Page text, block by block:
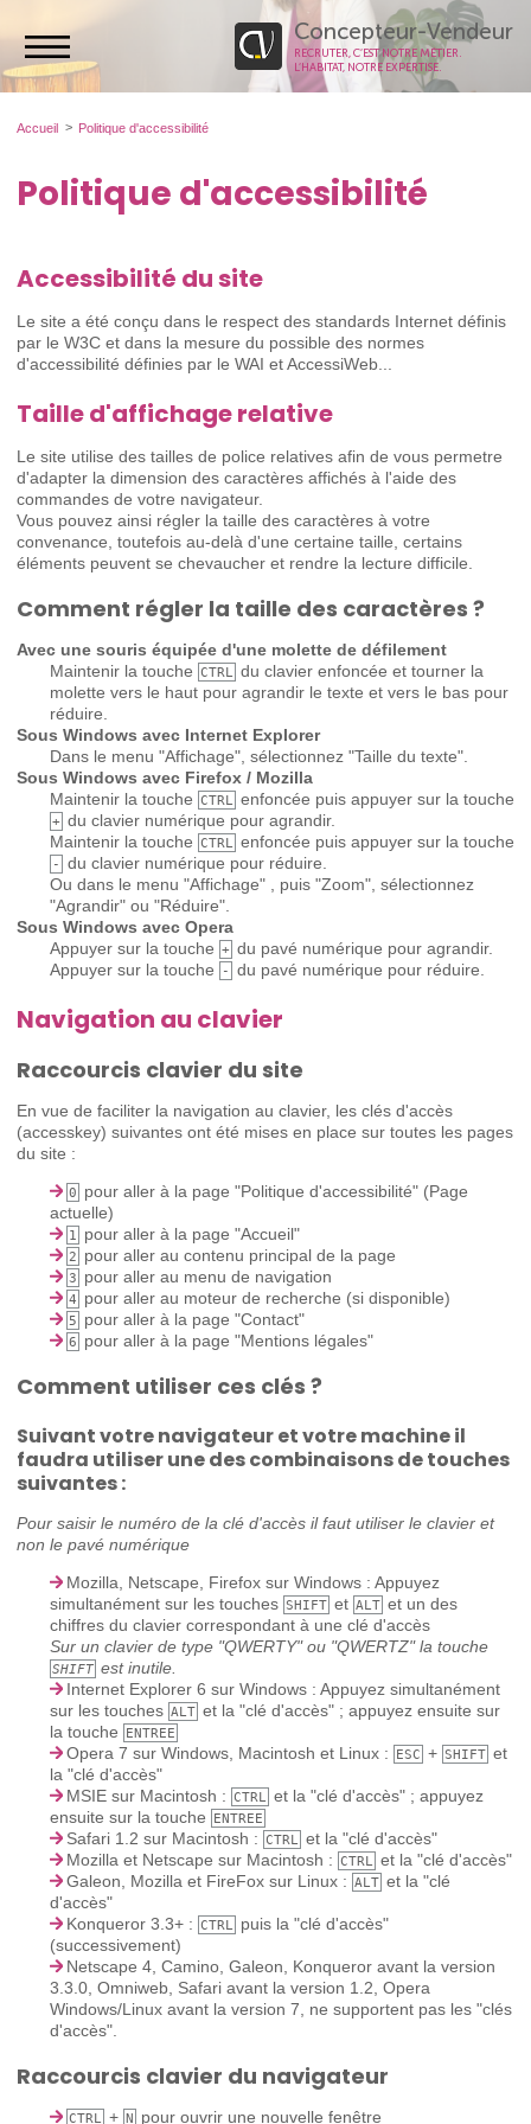
Concepteur-Vendeur
RECRUTER, C’EST NOTRE MÉTIER.
L’HABITAT, NOTRE EXPERTISE.
Accueil Politique d'accessibilité
Politique d'accessibilité
Accessibilité du site
Le site a été conçu dans le respect des standards Internet définis
par le W3C et dans la mesure du possible des normes
d'accessibilité définies par le WAI et AccessiWeb...
Taille d'affichage relative
Le site utilise des tailles de police relatives afin de vous permetre
d'adapter la dimension des caractères affichés à l'aide des
commandes de votre navigateur.
Vous pouvez ainsi régler la taille des caractères à votre
convenance, toutefois au-delà d'une certaine taille, certains
éléments peuvent se chevaucher et rendre la lecture difficile.
Comment régler la taille des caractères ?
Avec une souris équipée d'une molette de défilement
Maintenir la touche CTRL
du clavier enfoncée et tourner la
molette vers le haut pour agrandir le texte et vers le bas pour
réduire.
Sous Windows avec Internet Explorer
Dans le menu "Affichage", sélectionnez "Taille du texte".
Sous Windows avec Firefox / Mozilla
Maintenir la touche CTRL enfoncée puis appuyer sur la touche
+ du clavier numérique pour agrandir.
Maintenir la touche CTRL enfoncée puis appuyer sur la touche
- du clavier numérique pour réduire.
Ou dans le menu "Affichage" , puis "Zoom", sélectionnez
"Agrandir" ou "Réduire".
Sous Windows avec Opera
Appuyer sur la touche + du pavé numérique pour agrandir.
Appuyer sur la touche
- du pavé numérique pour réduire.
Navigation au clavier
Raccourcis clavier du site
En vue de faciliter la navigation au clavier, les clés d'accès
(accesskey) suivantes ont été mises en place sur toutes les pages
du site :
0 pour aller à la page "Politique d'accessibilité" (Page
actuelle)
1 pour aller à la page "Accueil"
2 pour aller au contenu principal de la page
3 pour aller au menu de navigation
4 pour aller au moteur de recherche (si disponible)
5 pour aller à la page "Contact"
6 pour aller à la page "Mentions légales"
Comment utiliser ces clés ?
Suivant votre navigateur et votre machine il
faudra utiliser une des combinaisons de touches
suivantes :
Pour saisir le numéro de la clé d'accès il faut utiliser le clavier et
non le pavé numérique
Mozilla, Netscape, Firefox sur Windows : Appuyez
simultanément sur les touches SHIFT et ALT et un des
chiffres du clavier correspondant à une clé d'accès
Sur un clavier de type "QWERTY" ou "QWERTZ" la touche
SHIFT est inutile.
Internet Explorer 6 sur Windows : Appuyez simultanément
sur les touches ALT et la "clé d'accès" ; appuyez ensuite sur
la touche ENTREE
Opera 7 sur Windows, Macintosh et Linux : ESC + SHIFT et
la "clé d'accès"
MSIE sur Macintosh : CTRL et la "clé d'accès" ; appuyez
ensuite sur la touche ENTREE
Safari 1.2 sur Macintosh : CTRL et la "clé d'accès"
Mozilla et Netscape sur Macintosh : CTRL et la "clé d'accès"
Galeon, Mozilla et FireFox sur Linux : ALT et la "clé
d'accès"
Konqueror 3.3+ : CTRL puis la "clé d'accès"
(successivement)
Netscape 4, Camino, Galeon, Konqueror avant la version
3.3.0, Omniweb, Safari avant la version 1.2, Opera
Windows/Linux avant la version 7, ne supportent pas les "clés
d'accès".
Raccourcis clavier du navigateur
CTRL + N pour ouvrir une nouvelle fenêtre